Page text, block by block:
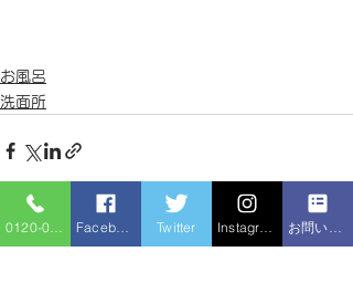
お風呂
洗面所
最新記事 すべて表示
Twitter